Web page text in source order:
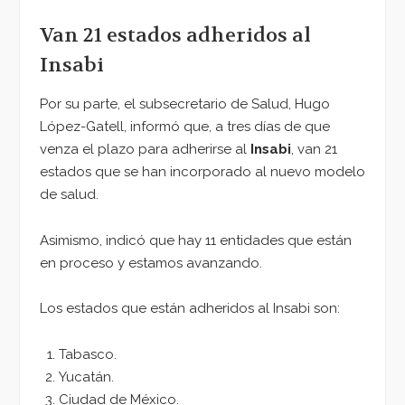
Van 21 estados adheridos al
Insabi
Por su parte, el subsecretario de Salud, Hugo
López-Gatell, informó que, a tres días de que
venza el plazo para adherirse al Insabi, van 21
estados que se han incorporado al nuevo modelo
de salud.
Asimismo, indicó que hay 11 entidades que están
en proceso y estamos avanzando.
Los estados que están adheridos al Insabi son:
Tabasco.
Yucatán.
Ciudad de México.